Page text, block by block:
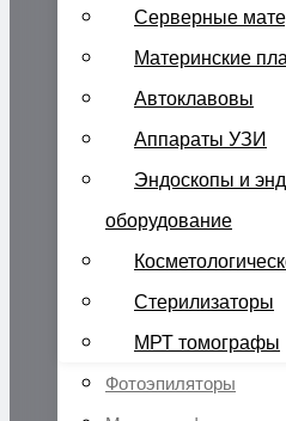
Серверные
Материнские
Автоклавовы
Аппараты УЗИ
Эндоскопы и
оборудование
Стерилизаторы
МРТ томографы
Фотоэпиляторы